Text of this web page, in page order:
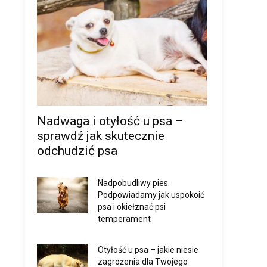
Nadwaga i otyłość u psa –
sprawdź jak skutecznie
odchudzić psa
Nadpobudliwy pies.
Podpowiadamy jak uspokoić
psa i okiełznać psi
temperament
Otyłość u psa – jakie niesie
zagrożenia dla Twojego